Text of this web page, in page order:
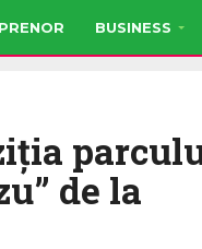
BUSINESS
de la